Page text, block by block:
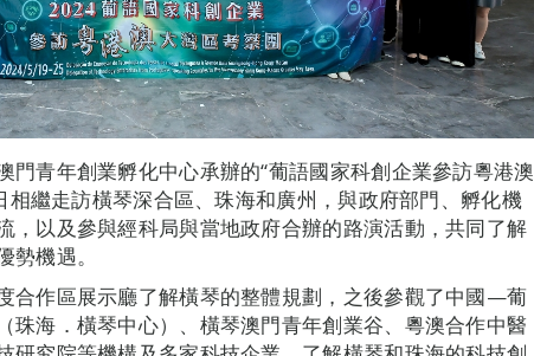
門青年創業孵化中心承辦的“葡語國家科創企業參訪粵港澳
繼走訪橫琴深合區、珠海和廣州，與政府部門、孵化機
，以及參與經科局與當地政府合辦的路演活動，共同了解
機遇。
合作區展示廳了解橫琴的整體規劃，之後參觀了中國—葡
珠海．橫琴中心）、橫琴澳門青年創業谷、粵澳合作中醫